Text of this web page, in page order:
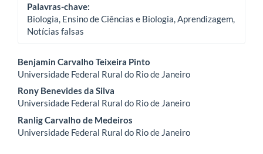
Palavras-chave:
Biologia, Ensino de Ciências e Biologia, Aprendizagem,
Notícias falsas
Conteúdo
do
artigo
principal
Benjamin Carvalho Teixeira Pinto
Universidade Federal Rural do Rio de Janeiro
Rony Benevides da Silva
Universidade Federal Rural do Rio de Janeiro
Ranlig Carvalho de Medeiros
Universidade Federal Rural do Rio de Janeiro